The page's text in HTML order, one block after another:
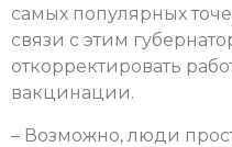
самых популярных
связи с этим
откорректировать
вакцинации.
– Возможно, люди